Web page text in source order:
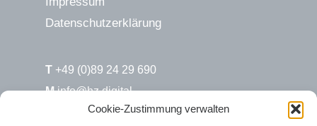
Cookie-Zustimmung verwalten
Datenschutzerklärung
T +49 (0)89 24 29 690
Minfo@hz.digital